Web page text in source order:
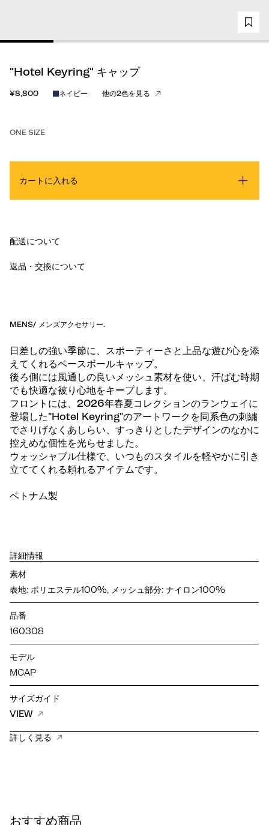
"Hotel Keyring" キャップ
¥8,800 ネイビー 他の2色を見る
ONE SIZE
カートに入れる
配送について
返品・交換について
MENS/ メンズアクセサリー.
日差しの強い季節に、スポーティーさと上品な遊び心を添
えてくれるベースボールキャップ。
後ろ側には風通しの良いメッシュ素材を使い、汗ばむ時期
でも快適な被り心地をキープします。
フロントには、2026年春夏コレクションのランウェイに
登場した"Hotel Keyring"のアートワークを同系色の刺繍
でさりげなくあしらい、すっきりとしたデザインのなかに
控えめな個性を光らせました。
ウォッシャブル仕様で、いつものスタイルを軽やかに引き
立ててくれる頼れるアイテムです。
ベトナム製
詳細情報
素材
表地: ポリエステル100%, メッシュ部分: ナイロン100%
品番
160308
モデル
MCAP
サイズガイド
VIEW
詳しく見る
おすすめ商品